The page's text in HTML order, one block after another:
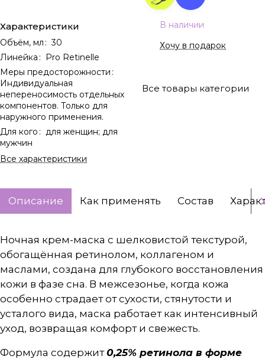
Характеристики
Объём, мл: 30
Линейка: Pro Retinelle
Меры предосторожности:
Индивидуальная
непереносимость отдельных
компонентов. Только для
наружного применения.
Для кого: для женщин; для
мужчин
Все характеристики
В наличии
Хочу в подарок
Все товары категории
Описание Как применять Состав
Ночная крем-маска с шелковистой текстурой,
обогащённая ретинолом, коллагеном и
маслами, создана для глубокого восстановления
кожи в фазе сна. В межсезонье, когда кожа
особенно страдает от сухости, стянутости и
усталого вида, маска работает как интенсивный
уход, возвращая комфорт и свежесть.
Формула содержит0,25% ретинола в форме